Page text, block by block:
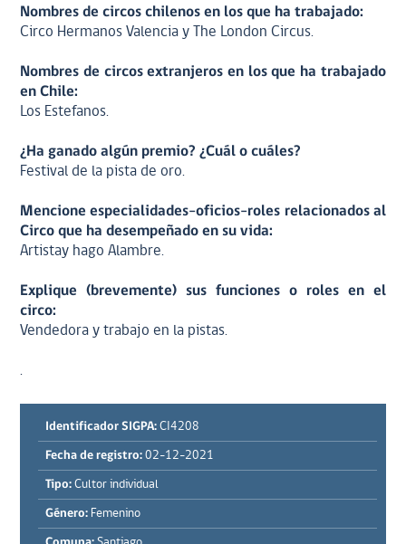
Nombres de circos chilenos en los que ha trabajado:
Circo Hermanos Valencia y The London Circus.
Nombres de circos extranjeros en los que ha trabajado
en Chile:
Los Estefanos.
¿Ha ganado algún premio? ¿Cuál o cuáles?
Festival de la pista de oro.
Mencione especialidades-oficios-roles relacionados al
Circo que ha desempeñado en su vida:
Artistay hago Alambre.
Explique (brevemente) sus funciones o roles en el
circo:
Vendedora y trabajo en la pistas.
.
Identificador SIGPA: CI4208
Fecha de registro: 02-12-2021
Tipo: Cultor individual
Género: Femenino